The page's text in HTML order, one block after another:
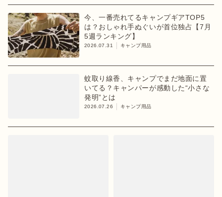
今、一番売れてるキャンプギアTOP5
は？おしゃれ手ぬぐいが首位独占【7月
5週ランキング】
2026.07.31 キャンプ用品
蚊取り線香、キャンプでまだ地面に置
いてる？キャンパーが感動した“小さな
発明”とは
2026.07.26 キャンプ用品